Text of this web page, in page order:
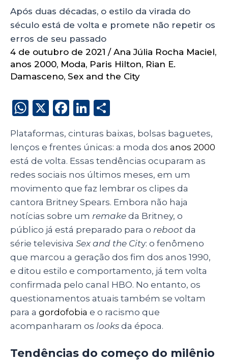
Após duas décadas, o estilo da virada do
século está de volta e promete não repetir os
erros de seu passado
4 de outubro de 2021 / Ana Júlia Rocha Maciel,
anos 2000, Moda, Paris Hilton, Rian E.
Damasceno, Sex and the City
W
a
ts
A
p
p
X
F
c
e
b
o
o
k
Li
k
e
dI
n
a
re
Plataformas, cinturas baixas, bolsas baguetes,
lenços e frentes únicas: a moda dos anos 2000
está de volta. Essas tendências ocuparam as
redes sociais nos últimos meses, em um
movimento que faz lembrar os clipes da
cantora Britney Spears. Embora não haja
notícias sobre um remake da Britney, o
público já está preparado para o reboot da
série televisiva Sex and the City: o fenômeno
que marcou a geração dos fim dos anos 1990,
e ditou estilo e comportamento, já tem volta
confirmada pelo canal HBO. No entanto, os
questionamentos atuais também se voltam
para a gordofobia e o racismo que
acompanharam os looks da época.
Tendências do começo do milênio